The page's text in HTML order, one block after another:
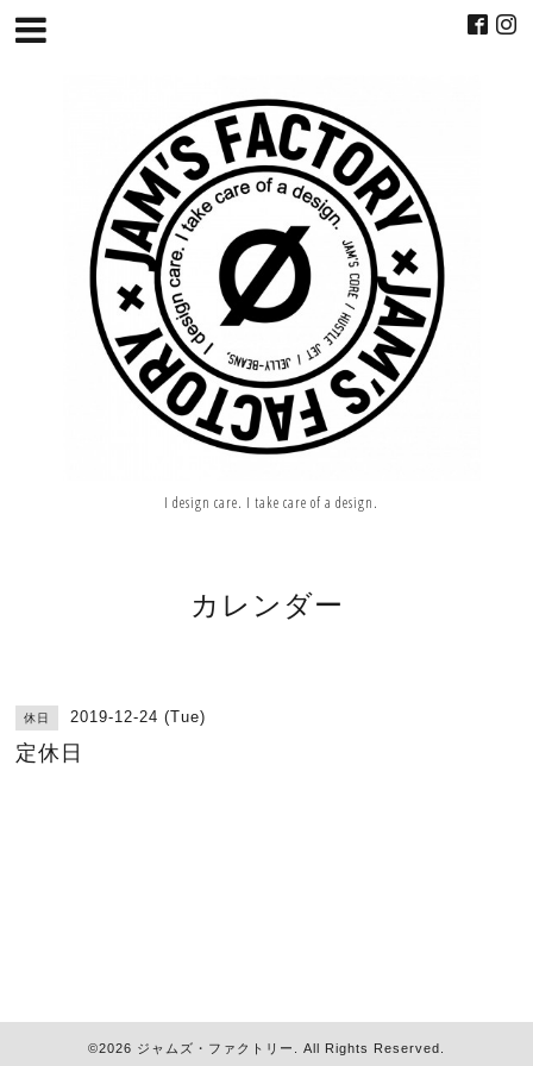
I design care. I take care of a design.
カレンダー
休日 2019-12-24 (Tue)
定休日
©2026 ジャムズ・ファクトリー . All Rights Reserved.